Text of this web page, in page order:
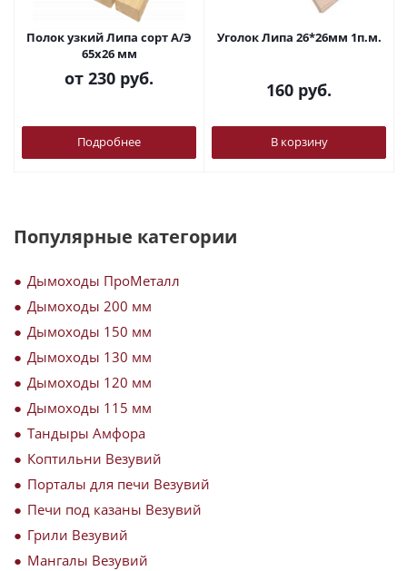
Полок узкий Липа сорт А/Э
65х26 мм
от 230 руб.
Подробнее
Уголок Липа 26*26мм 1п.м.
160 руб.
В корзину
Популярные категории
Дымоходы ПроМеталл
Дымоходы 200 мм
Дымоходы 150 мм
Дымоходы 130 мм
Дымоходы 120 мм
Дымоходы 115 мм
Тандыры Амфора
Коптильни Везувий
Порталы для печи Везувий
Печи под казаны Везувий
Грили Везувий
Мангалы Везувий